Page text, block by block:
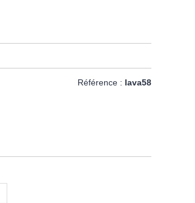
Référence : lava58